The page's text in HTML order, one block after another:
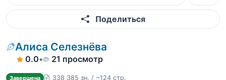
Поделиться
Алиса Селезнёва
0.0• 21 просмотр
Завершена
338 385 зн. / ~124 стр.